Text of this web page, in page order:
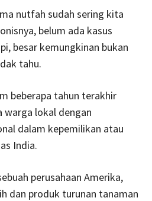
nutfah sudah sering kita
belum ada kasus
besar kemungkinan bukan
tahu.
beberapa tahun terakhir
warga lokal dengan
dalam kepemilikan atau
India.
perusahaan Amerika,
dan produk turunan tanaman